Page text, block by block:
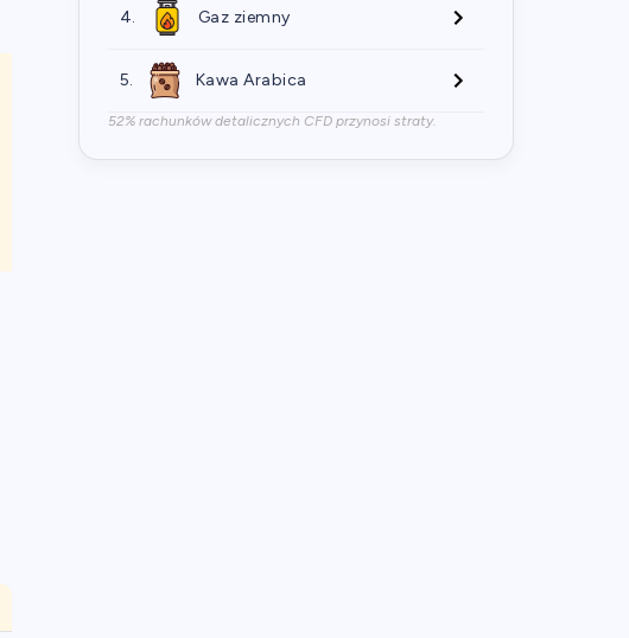
4. Gaz ziemny
5. Kawa Arabica
52% rachunków detalicznych CFD przynosi straty.